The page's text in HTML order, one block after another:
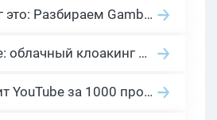
2026 Гемблинг это: Разбираем Gambling вертикаль, и все что связано с гемблинг и беттинг офферами
Cloaking House: облачный клоакинг для фильтрации ботов FB и Google Ads — гайд PHP-интеграции 2026
Сколько платит YouTube за 1000 просмотров в 2026: реальные цифры от 0.5 до 36 USD по ГЕО